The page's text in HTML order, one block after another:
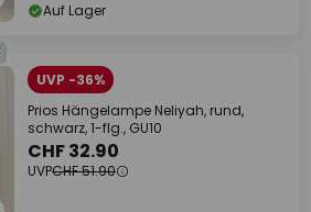
Auf Lager
UVP -36%
Prios Hängelampe Neliyah, rund,
schwarz, 1-flg., GU10
CHF 32.90
UVPCHF 51.90